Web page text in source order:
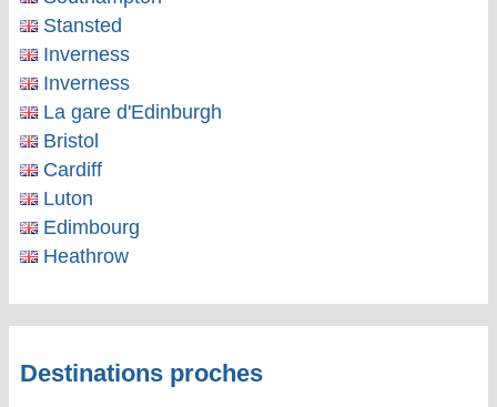
Stansted
Inverness
Inverness
La gare d'Edinburgh
Bristol
Cardiff
Luton
Edimbourg
Heathrow
Destinations proches